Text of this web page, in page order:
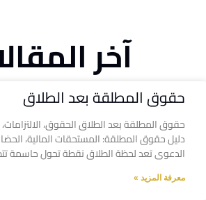
آخر
حقوق المطلقة بعد الطلاق
حقوق المطلقة بعد الطلاق الحقوق، الالتزامات،
دليل حقوق المطلقة: المستحقات المالية،
الدعوى تعد لحظة الطلاق نقطة تحول حاسمة
معرفة المزيد »